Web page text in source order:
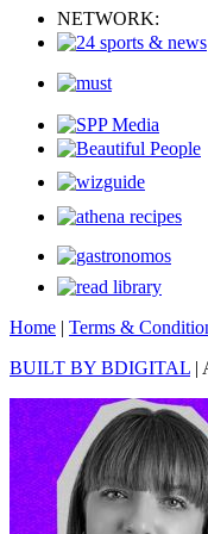
NETWORK:
Home | Terms &
BUILT BY BDIGITAL |